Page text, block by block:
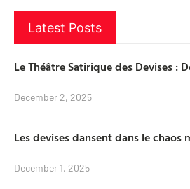
Latest Posts
Le Théâtre Satirique des Devises :
December 2, 2025
Les devises dansent dans le chaos
December 1, 2025